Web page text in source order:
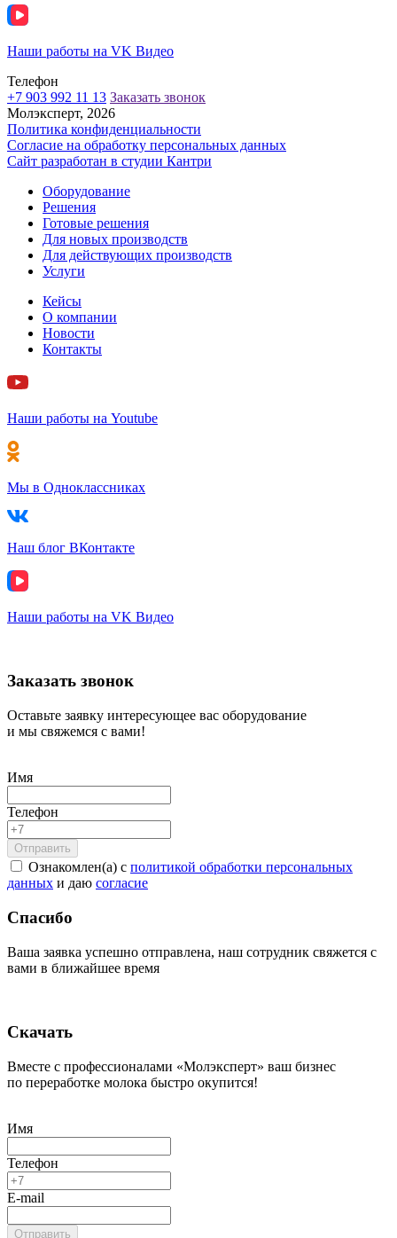
Наши работы на VK Видео
Телефон
+7 903 992 11 13 Заказать звонок
Молэксперт, 2026
Политика конфиденциальности
Согласие на обработку персональных данных
Сайт разработан в cтудии Кантри
Оборудование
Решения
Готовые решения
Для новых производств
Для действующих производств
Услуги
Кейсы
О компании
Новости
Контакты
Наши работы на Youtube
Мы в Одноклассниках
Наш блог ВКонтакте
Наши работы на VK Видео
Заказать звонок
Оставьте заявку интересующее вас оборудование
и мы свяжемся с вами!
Имя
Телефон
Ознакомлен(а) с политикой обработки персональных
данных и даю согласие
Спасибо
Ваша заявка успешно отправлена, наш сотрудник свяжется с
вами в ближайшее время
Скачать
Вместе с профессионалами «Молэксперт» ваш бизнес
по переработке молока быстро окупится!
Имя
Телефон
E-mail